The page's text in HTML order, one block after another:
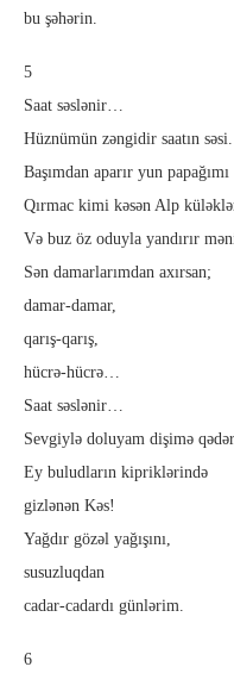
bu şəhərin.
5
Saat səslənir…
Hüznümün zəngidir saatın səsi.
Başımdan aparır yun papağımı
Qırmac kimi kəsən Alp
Və buz öz oduyla yandırır
Sən damarlarımdan axırsan;
damar-damar,
qarış-qarış,
hücrə-hücrə…
Saat səslənir…
Sevgiylə doluyam dişimə
Ey buludların kipriklərində
gizlənən Kəs!
Yağdır gözəl yağışını,
susuzluqdan
cadar-cadardı günlərim.
6